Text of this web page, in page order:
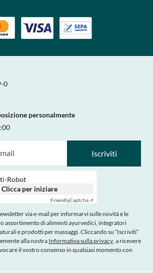
0
personalmente
Iscriviti
Robot
Clicca per iniziare
FriendlyCaptcha ⇗
via e-mail per informarvi sulle novità e le
assortimento di alimenti ayurvedici, integratori
e prodotti per massaggi. Cliccando su “Iscriviti”
alla nostra Informativa sulla privacy, a ricevere
il vostro consenso in qualsiasi momento con